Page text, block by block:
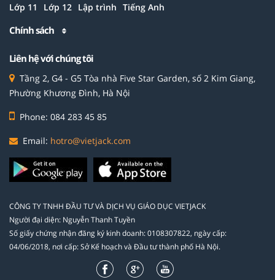
Lớp 11 Lớp 12 Lập trình Tiếng Anh
Chính sách
Liên hệ với chúng tôi
Tầng 2, G4 - G5 Tòa nhà Five Star Garden, số 2 Kim Giang,
Phường Khương Đình, Hà Nội
Phone: 084 283 45 85
Email: hotro@vietjack.com
CÔNG TY TNHH ĐẦU TƯ VÀ DỊCH VỤ GIÁO DỤC VIETJACK
Người đại diện: Nguyễn Thanh Tuyền
Số giấy chứng nhận đăng ký kinh doanh: 0108307822, ngày cấp:
04/06/2018, nơi cấp: Sở Kế hoạch và Đầu tư thành phố Hà Nội.